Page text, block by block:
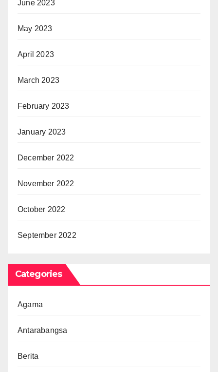
June 2023
May 2023
April 2023
March 2023
February 2023
January 2023
December 2022
November 2022
October 2022
September 2022
Categories
Agama
Antarabangsa
Berita